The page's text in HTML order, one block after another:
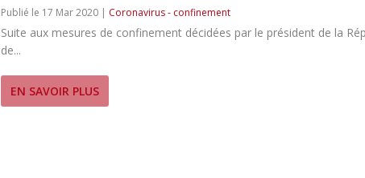
17 Mar 2020 | Coronavirus - confinement
Suite aux mesures de confinement décidées par le président de la
de...
EN SAVOIR PLUS